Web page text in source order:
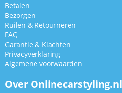
Betalen
Bezorgen
Ruilen & Retourneren
FAQ
Garantie & Klachten
Privacyverklaring
Algemene voorwaarden
Over Onlinecarstyling.nl